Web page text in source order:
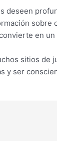
deseen
sobre
en un
sitios de
y ser